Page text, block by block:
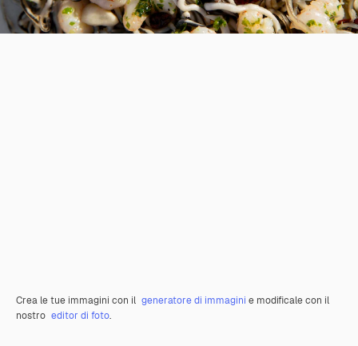
Crea le tue immagini con il generatore di immagini e modificale con il
nostro editor di foto.